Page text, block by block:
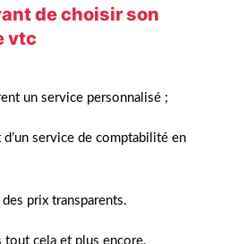
de choisir son
vtc
un service personnalisé ;
service de comptabilité en
prix transparents.
tout cela et plus encore.